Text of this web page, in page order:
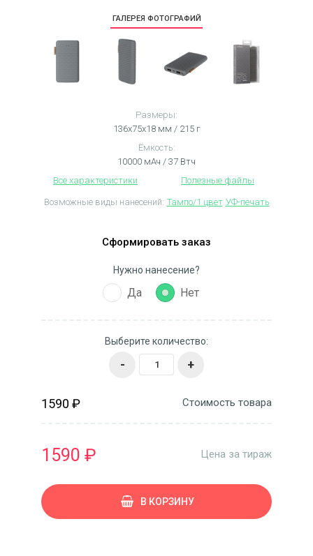
ГАЛЕРЕЯ ФОТОГРАФИЙ
Размеры:
136х75х18 мм / 215 г
Ёмкость:
10000 мАч / 37 Втч
Все характеристики
Полезные файлы
Возможные виды нанесений: Тампо/1 цвет УФ-печать
Сформировать заказ
Нужно нанесение?
Да Нет
Выберите количество:
- +
1590 ₽ Стоимость товара
1590 ₽ Цена за тираж
В КОРЗИНУ